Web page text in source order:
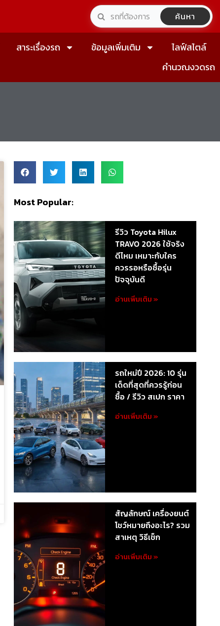
ค้นหา
สาระเรื่องรถ ข้อมูลเพิ่มเติม
ไลฟ์สไตล์
คำนวณงวดรถ
Most Popular:
รีวิว Toyota Hilux
TRAVO 2026 ใช้จริง
ดีไหม เหมาะกับใคร
ควรรอหรือซื้อรุ่น
ปัจจุบันดี
อ่านเพิ่มเติม »
รถใหม่ปี 2026: 10 รุ่น
เด็ดที่สุดที่ควรรู้ก่อน
ซื้อ / รีวิว สเปก ราคา
อ่านเพิ่มเติม »
สัญลักษณ์ เครื่องยนต์
โชว์หมายถึงอะไร? รวม
สาเหตุ วิธีเช็ก
อ่านเพิ่มเติม »